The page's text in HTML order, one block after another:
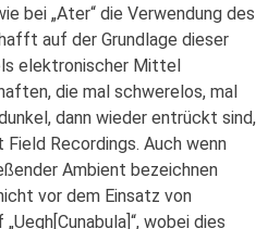
bei „Ater“ die Verwendung des
auf der Grundlage dieser
elektronischer Mittel
die mal schwerelos, mal
dann wieder entrückt sind,
Recordings. Auch wenn
Ambient bezeichnen
vor dem Einsatz von
wobei dies